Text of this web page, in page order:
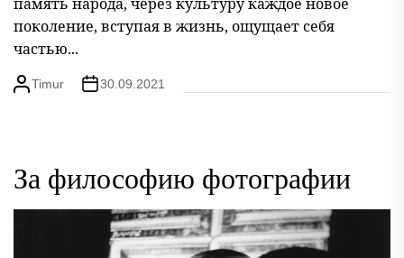
поколение, вступая в жизнь, ощущает себя
частью...
Timur 30.09.2021
За философию фотографии